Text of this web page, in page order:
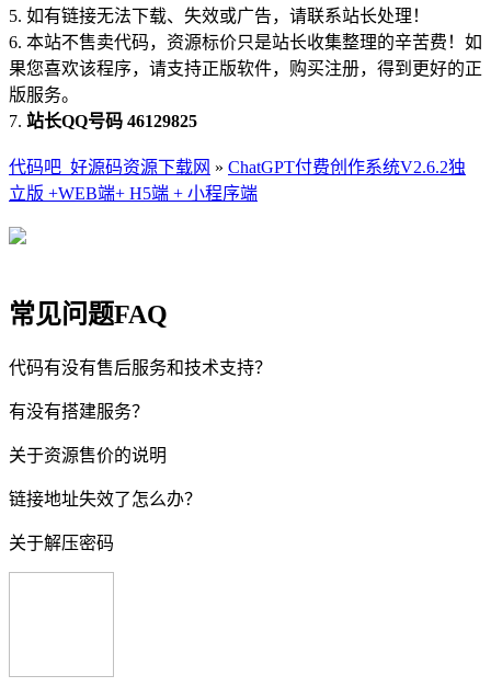
5. 如有链接无法下载、失效或广告，请联系站长处理！
6. 本站不售卖代码，资源标价只是站长收集整理的辛苦费！如
果您喜欢该程序，请支持正版软件，购买注册，得到更好的正
版服务。
7. 站长QQ号码 46129825
代码吧_好源码资源下载网 » ChatGPT付费创作系统V2.6.2独
立版 +WEB端+ H5端 + 小程序端
常见问题FAQ
代码有没有售后服务和技术支持？
有没有搭建服务？
关于资源售价的说明
链接地址失效了怎么办？
关于解压密码